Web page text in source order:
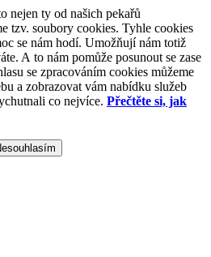
nejen ty od našich pekařů
tzv. soubory cookies. Tyhle cookies
se nám hodí. Umožňují nám totiž
A to nám pomůže posunout se zase
se zpracováním cookies můžeme
a zobrazovat vám nabídku služeb
co nejvíce. Přečtěte si, jak